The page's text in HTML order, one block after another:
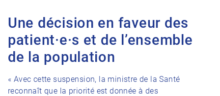
Une décision en faveur des
patient·e·s et de l’ensemble
de la population
« Avec cette suspension, la ministre de la Santé
reconnaît que la priorité est donnée à des